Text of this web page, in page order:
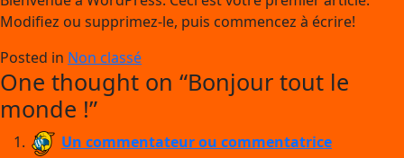
Modifiez ou supprimez-le, puis commencez à écrire!
Posted in Non classé
One thought on “Bonjour tout le
monde !”
Un commentateur ou commentatrice